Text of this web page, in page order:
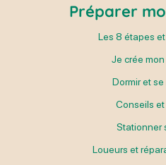
Préparer
Les 8 étapes
Je crée
Dormir et
Conseils
Stationner
Loueurs et